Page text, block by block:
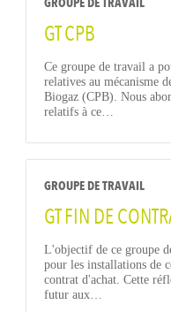
GT CPB
Ce groupe de travail a
relatives au mécanisme
Biogaz (CPB). Nous
relatifs à ce…
GROUPE DE TRAVAIL
GT FIN DE
L'objectif de ce groupe
pour les installations de
contrat d'achat. Cette
futur aux…